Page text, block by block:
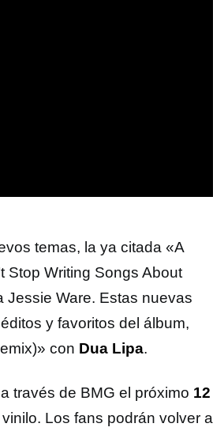
temas, la ya citada «A
Stop Writing Songs About
Jessie Ware. Estas nuevas
y favoritos del álbum,
con Dua Lipa.
través de BMG el próximo 12
Los fans podrán volver a